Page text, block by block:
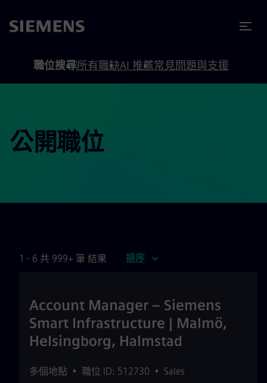
職位搜尋所有職缺AI 推薦常見問題與支援
公開職位
1 - 6 共 999+ 筆 結果 排序
Account Manager – Siemens
Smart Infrastructure | Malmö,
Helsingborg, Halmstad
多個地點 • 職位 ID: 512730 • Sales